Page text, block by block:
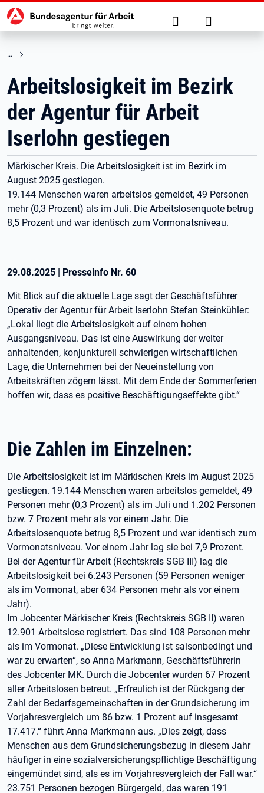
zu den Hauptinhalten springen
Hauptnavigation Suche Anmelden
Arbeitslosigkeit im Bezirk
der Agentur für Arbeit
Iserlohn gestiegen
Märkischer Kreis. Die Arbeitslosigkeit ist im Bezirk im
August 2025 gestiegen.
19.144 Menschen waren arbeitslos gemeldet, 49 Personen
mehr (0,3 Prozent) als im Juli. Die Arbeitslosenquote betrug
8,5 Prozent und war identisch zum Vormonatsniveau.
29.08.2025 | Presseinfo Nr. 60
Mit Blick auf die aktuelle Lage sagt der Geschäftsführer
Operativ der Agentur für Arbeit Iserlohn Stefan Steinkühler:
„Lokal liegt die Arbeitslosigkeit auf einem hohen
Ausgangsniveau. Das ist eine Auswirkung der weiter
anhaltenden, konjunkturell schwierigen wirtschaftlichen
Lage, die Unternehmen bei der Neueinstellung von
Arbeitskräften zögern lässt. Mit dem Ende der Sommerferien
hoffen wir, dass es positive Beschäftigungseffekte gibt.“
Die Zahlen im Einzelnen:
Die Arbeitslosigkeit ist im Märkischen Kreis im August 2025
gestiegen. 19.144 Menschen waren arbeitslos gemeldet, 49
Personen mehr (0,3 Prozent) als im Juli und 1.202 Personen
bzw. 7 Prozent mehr als vor einem Jahr. Die
Arbeitslosenquote betrug 8,5 Prozent und war identisch zum
Vormonatsniveau. Vor einem Jahr lag sie bei 7,9 Prozent.
Bei der Agentur für Arbeit (Rechtskreis SGB III) lag die
Arbeitslosigkeit bei 6.243 Personen (59 Personen weniger
als im Vormonat, aber 634 Personen mehr als vor einem
Jahr).
Im Jobcenter Märkischer Kreis (Rechtskreis SGB II) waren
12.901 Arbeitslose registriert. Das sind 108 Personen mehr
als im Vormonat. „Diese Entwicklung ist saisonbedingt und
war zu erwarten“, so Anna Markmann, Geschäftsführerin
des Jobcenter MK. Durch die Jobcenter wurden 67 Prozent
aller Arbeitslosen betreut. „Erfreulich ist der Rückgang der
Zahl der Bedarfsgemeinschaften in der Grundsicherung im
Vorjahresvergleich um 86 bzw. 1 Prozent auf insgesamt
17.417.“ führt Anna Markmann aus. „Dies zeigt, dass
Menschen aus dem Grundsicherungsbezug in diesem Jahr
häufiger in eine sozialversicherungspflichtige Beschäftigung
eingemündet sind, als es im Vorjahresvergleich der Fall war.“
23.751 Personen bezogen Bürgergeld, das waren 191